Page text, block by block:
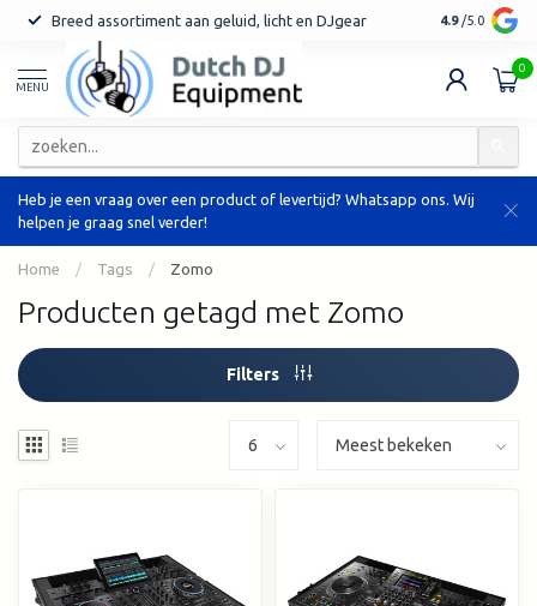
Breed assortiment aan geluid, licht en DJgear Tot 7 jaar
4.9 /5.0
MENU
0
Heb je een vraag over een product of levertijd? Whatsapp ons. Wij
helpen je graag snel verder!
Home / Tags / Zomo
Producten getagd met Zomo
Filters